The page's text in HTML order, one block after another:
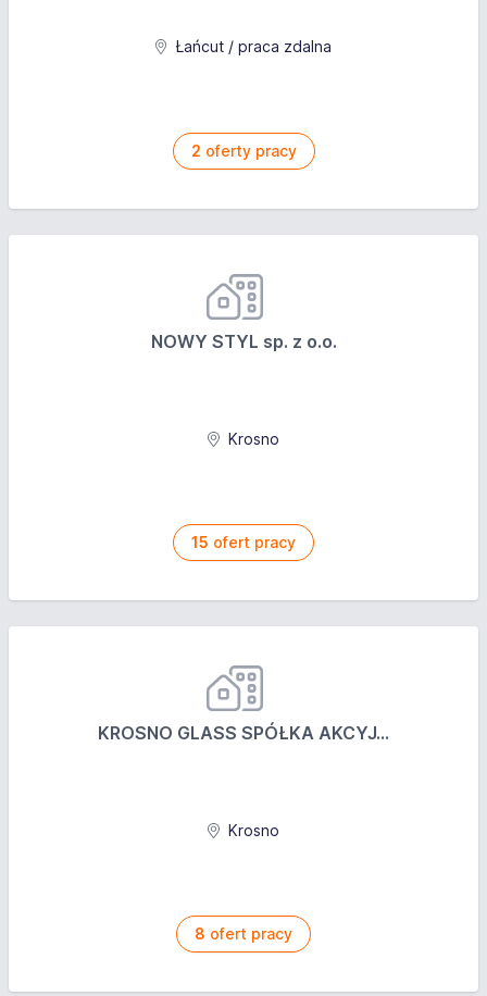
Łańcut / praca zdalna
2 oferty pracy
NOWY STYL sp. z o.o.
Krosno
15 ofert pracy
KROSNO GLASS SPÓŁKA AKCYJ...
Krosno
8 ofert pracy